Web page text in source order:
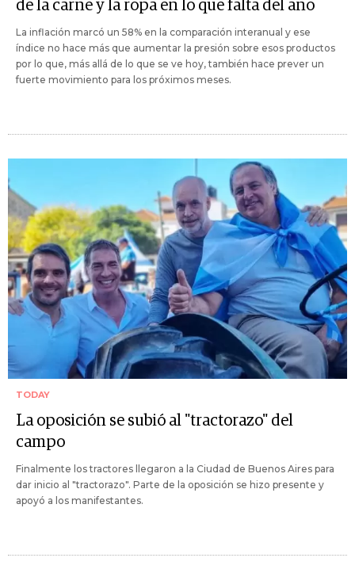
de la carne y la ropa en lo que falta del año
La inflación marcó un 58% en la comparación interanual y ese
índice no hace más que aumentar la presión sobre esos productos
por lo que, más allá de lo que se ve hoy, también hace prever un
fuerte movimiento para los próximos meses.
TODAY
La oposición se subió al "tractorazo" del
campo
Finalmente los tractores llegaron a la Ciudad de Buenos Aires para
dar inicio al "tractorazo". Parte de la oposición se hizo presente y
apoyó a los manifestantes.